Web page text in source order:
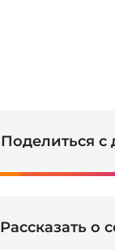
Поделиться с
Рассказать о